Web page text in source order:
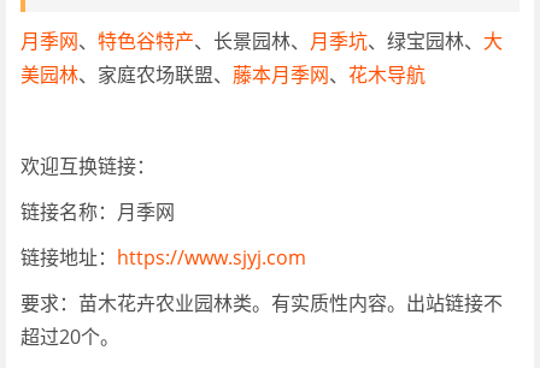
月季网、 特色谷特产、长景园林、 月季坑、绿宝园林、 大
美园林、家庭农场联盟、 藤本月季网、 花木导航
欢迎互换链接：
链接名称：月季网
链接地址： https://www.sjyj.com
要求：苗木花卉农业园林类。有实质性内容。出站链接不
超过20个。